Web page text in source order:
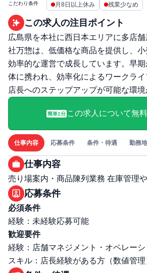
こだわり条件 月8日以上休み 残業少なめ
この求人の注目ポイント
広島県を本社に西日本エリアに多店
社万惣は、低価格な商品を提供し、
効率的な運営で成長しています。早
体に携われ、効率化によるワークライ
店長へのステップアップが可能な環境
簡単1分 この求人について無
仕事内容 応募条件 条件・待遇 勤務地
仕事内容
売り場案内・商品陳列業務 在庫管理
応募条件
必須条件
経験：未経験応募可能
歓迎要件
経験：店舗マネジメント・オペレー
スキル：店長経験がある方（数値管